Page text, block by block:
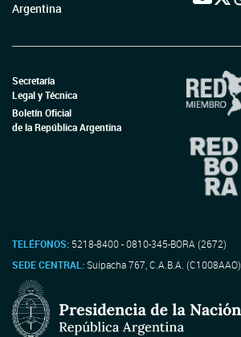
Argentina
Secretaría
Legal y Técnica
Boletín Oficial
de la República Argentina
TELÉFONOS: 5218-8400 - 0810-345-BORA (2672)
SEDE CENTRAL:Suipacha 767, C.A.B.A. (C1008AAO)